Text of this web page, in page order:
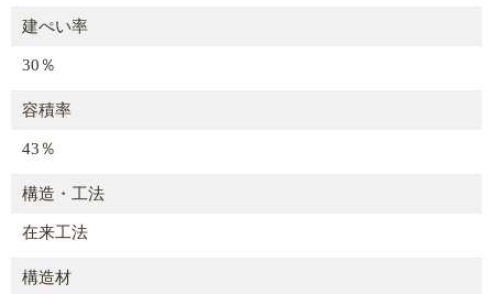
建ぺい率
30％
容積率
43％
構造・工法
在来工法
構造材